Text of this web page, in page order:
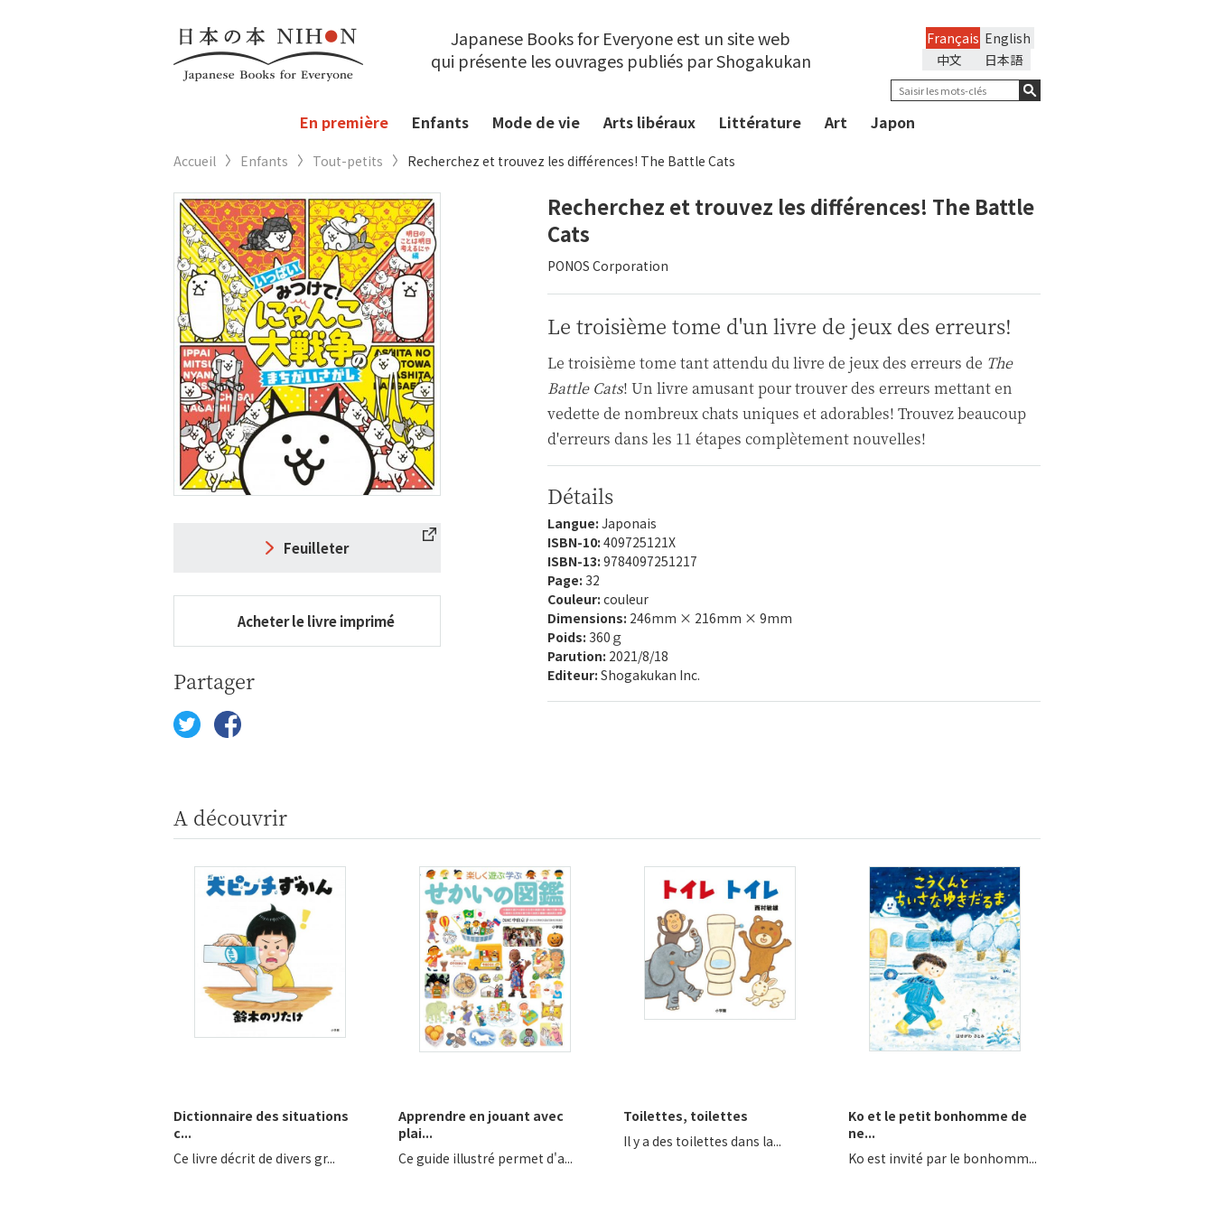
Japanese Books for Everyone est un site web
qui présente les ouvrages publiés par Shogakukan
English
Français
日本語
中文
En première Enfants Mode de vie Arts libéraux Littérature Art Japon
Accueil Enfants Tout-petits Recherchez et trouvez les différences! The Battle Cats
Recherchez et trouvez les différences! The Battle
Cats
PONOS Corporation
Le troisième tome d'un livre de jeux des erreurs!
Le troisième tome tant attendu du livre de jeux des erreurs de The
Battle Cats! Un livre amusant pour trouver des erreurs mettant en
vedette de nombreux chats uniques et adorables! Trouvez beaucoup
d'erreurs dans les 11 étapes complètement nouvelles!
Détails
Langue: Japonais
ISBN-10: 409725121X
ISBN-13: 9784097251217
Page: 32
Couleur: couleur
Dimensions: 246mm × 216mm × 9mm
Poids: 360ｇ
Parution: 2021/8/18
Editeur: Shogakukan Inc.
Feuilleter
Acheter le livre imprimé
Partager
A découvrir
Dictionnaire des situations
c...
Ce livre décrit de divers gr...
Apprendre en jouant avec
plai...
Ce guide illustré permet d'a...
Toilettes, toilettes
Il y a des toilettes dans la...
Ko et le petit bonhomme de
ne...
Ko est invité par le bonhomm...